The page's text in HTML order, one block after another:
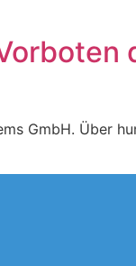
GmbH. Über